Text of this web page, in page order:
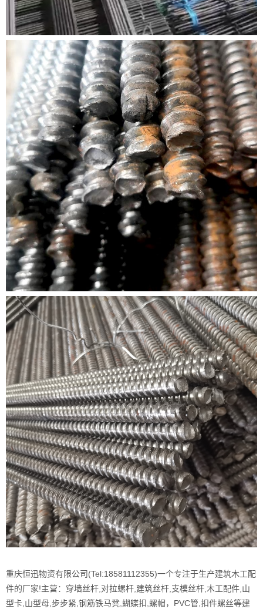
重庆恒迅物资有限公司(Tel:18581112355)一个专注于生产建筑木工配
件的厂家!主营：穿墙丝杆,对拉螺杆,建筑丝杆,支模丝杆,木工配件,山
型卡,山型母,步步紧,钢筋铁马凳,蝴蝶扣,螺帽，PVC管,扣件螺丝等建